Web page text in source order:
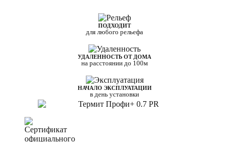
ПОДХОДИТ
для любого рельефа
УДАЛЕННОСТЬ ОТ ДОМА
на расстоянии до 100м
НАЧАЛО ЭКСПЛУАТАЦИИ
в день установки